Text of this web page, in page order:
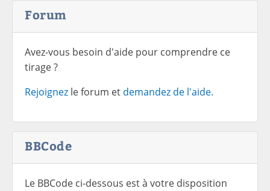
Forum
Avez-vous besoin d'aide pour comprendre ce
tirage ?
Rejoignez le forum et demandez de l'aide.
BBCode
Le BBCode ci-dessous est à votre disposition